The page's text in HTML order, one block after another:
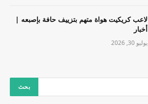
لاعب كريكيت هواة متهم بتزييف حافة بإصبعه |
أخبار
يوليو 30, 2026